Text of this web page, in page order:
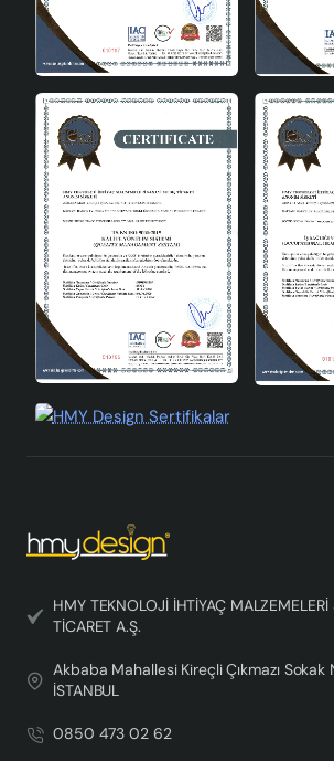
HMY TEKNOLOJİ İHTİYAÇ
TİCARET A.Ş.
Akbaba Mahallesi Kireçli Çıkmazı Sokak
İSTANBUL
0850 473 02 62